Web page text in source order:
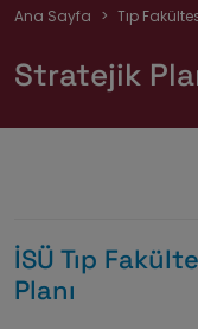
Ana Sayfa Tıp
Stratejik
İSÜ Tıp
Planı